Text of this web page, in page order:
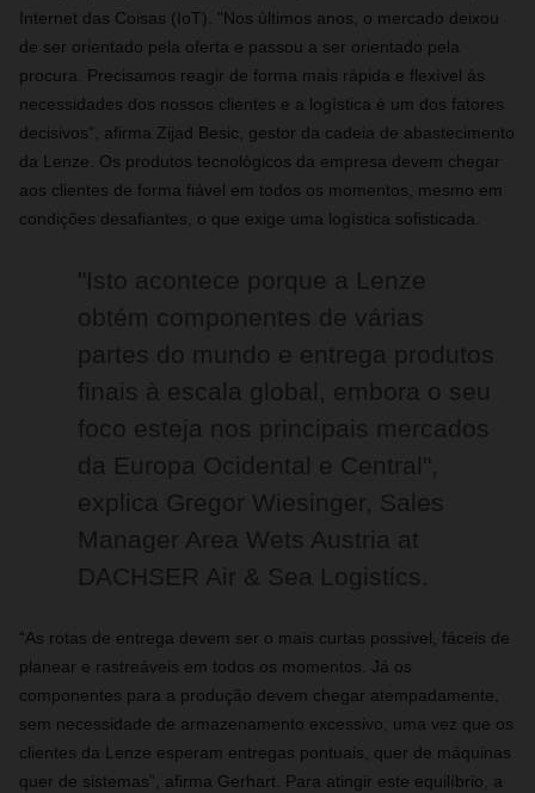
Internet das Coisas (IoT). "Nos últimos anos, o mercado deixou
de ser orientado pela oferta e passou a ser orientado pela
procura. Precisamos reagir de forma mais rápida e flexível às
necessidades dos nossos clientes e a logística é um dos fatores
decisivos", afirma Zijad Besic, gestor da cadeia de abastecimento
da Lenze. Os produtos tecnológicos da empresa devem chegar
aos clientes de forma fiável em todos os momentos, mesmo em
condições desafiantes, o que exige uma logística sofisticada.
"Isto acontece porque a Lenze
obtém componentes de várias
partes do mundo e entrega produtos
finais à escala global, embora o seu
foco esteja nos principais mercados
da Europa Ocidental e Central",
explica Gregor Wiesinger, Sales
Manager Area Wets Austria at
DACHSER Air & Sea Logistics.
“As rotas de entrega devem ser o mais curtas possível, fáceis de
planear e rastreáveis ​​em todos os momentos. Já os
componentes para a produção devem chegar atempadamente,
sem necessidade de armazenamento excessivo, uma vez que os
clientes da Lenze esperam entregas pontuais, quer de máquinas
quer de sistemas”, afirma Gerhart. Para atingir este equilíbrio, a